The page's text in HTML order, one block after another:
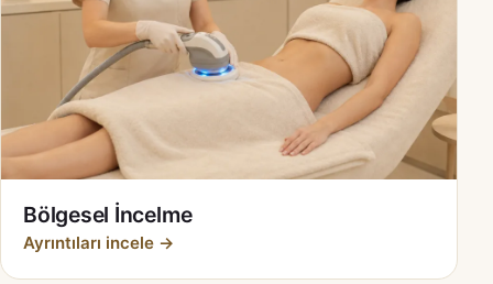
Bölgesel İncelme
Ayrıntıları incele →